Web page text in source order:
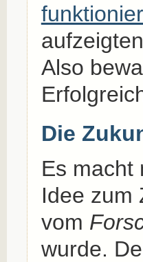
Also
Die
Es macht
Idee zum
vom
wurde.